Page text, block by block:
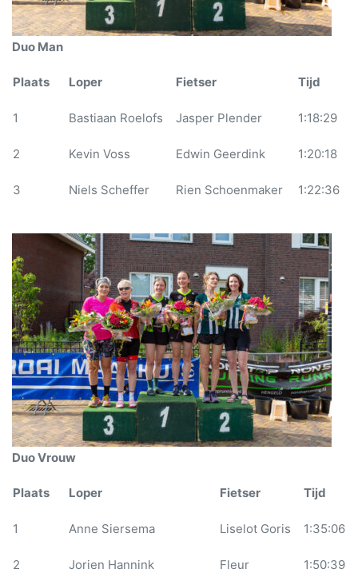
Duo Man
Plaats Loper Fietser Tijd
1 Bastiaan Roelofs Jasper Plender 1:18:29
2 Kevin Voss Edwin Geerdink 1:20:18
3 Niels Scheffer Rien Schoenmaker 1:22:36
Duo Vrouw
Plaats Loper Fietser Tijd
1 Anne Siersema Liselot Goris 1:35:06
2 Jorien Hannink
Fleur
1:50:39